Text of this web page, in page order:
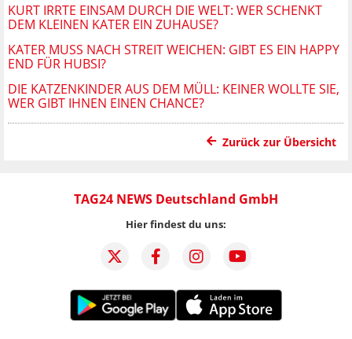
KURT IRRTE EINSAM DURCH DIE WELT: WER SCHENKT
DEM KLEINEN KATER EIN ZUHAUSE?
KATER MUSS NACH STREIT WEICHEN: GIBT ES EIN HAPPY
END FÜR HUBSI?
DIE KATZENKINDER AUS DEM MÜLL: KEINER WOLLTE SIE,
WER GIBT IHNEN EINEN CHANCE?
Zurück zur Übersicht
TAG24 NEWS Deutschland GmbH
Hier findest du uns: